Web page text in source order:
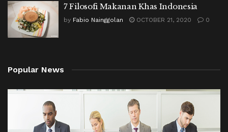
7 Filosofi Makanan Khas Indonesia
by Fabio Nainggolan OCTOBER 21, 2020 0
Popular News